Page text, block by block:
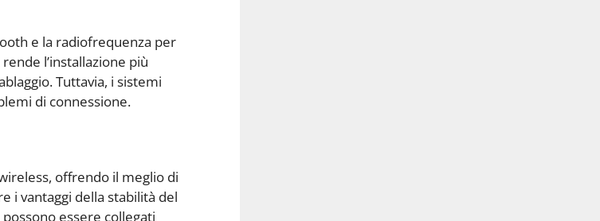
e la radiofrequenza per
l’installazione più
Tuttavia, i sistemi
di connessione.
offrendo il meglio di
i vantaggi della stabilità del
essere collegati